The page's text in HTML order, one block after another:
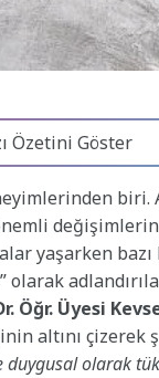
Özetini Göster
biri.
yaşarken
olarak
Öğr. Üyesi
altını çizerek
olarak